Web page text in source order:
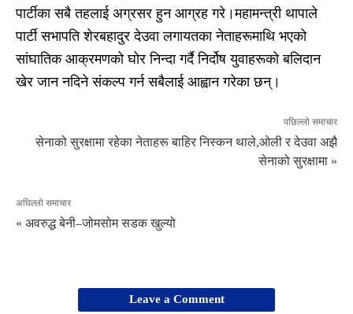
पार्टीका सबै तहलाई अग्रसर हुन आग्रह गरे।महामन्त्री थापाले
पार्टी सभापति शेरबहादुर देउवा लगायतका नेताहरूमाथि भएको
सांघातिक आक्रमणको घोर निन्दा गर्दै निर्दोष युवाहरूको बलिदान
खेर जान नदिने संकल्प गर्न सबैलाई आह्वान गरेका छन्।
पछिल्लो समाचार
सेनाको सुरक्षामा रहेका नेताहरू बाहिर निस्कन थाले,ओली र देउवा अझै
सेनाको सुरक्षामा »
अघिल्लो समाचार
« अवरुद्ध बेनी–जोमसोम सडक खुल्यो
Leave a Comment